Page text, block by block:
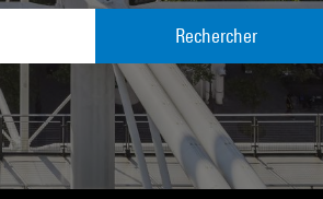
Rechercher